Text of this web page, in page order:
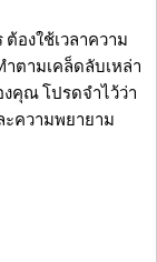
องใช้เวลาความ
ตามเคล็ดลับเหล่า
คุณ โปรดจำไว้ว่า
ความพยายาม